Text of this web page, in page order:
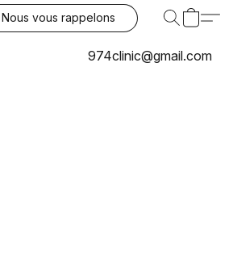
Nous vous rappelons
974clinic@gmail.com